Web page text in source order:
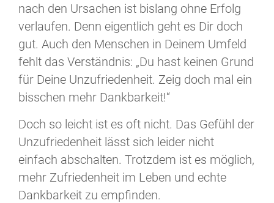
nach den Ursachen ist bislang ohne Erfolg
verlaufen. Denn eigentlich geht es Dir doch
gut. Auch den Menschen in Deinem Umfeld
fehlt das Verständnis: „Du hast keinen Grund
für Deine Unzufriedenheit. Zeig doch mal ein
bisschen mehr Dankbarkeit!“
Doch so leicht ist es oft nicht. Das Gefühl der
Unzufriedenheit lässt sich leider nicht
einfach abschalten. Trotzdem ist es möglich,
mehr Zufriedenheit im Leben und echte
Dankbarkeit zu empfinden.